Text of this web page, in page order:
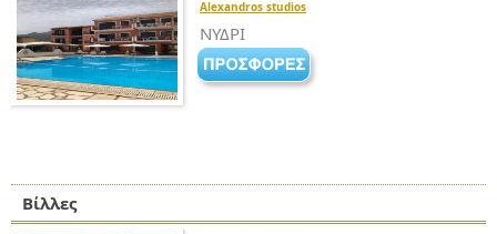
Alexandros studios
ΝΥΔΡΙ
Βίλλες